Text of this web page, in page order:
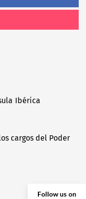
Ibérica
cargos del Poder
Follow us on